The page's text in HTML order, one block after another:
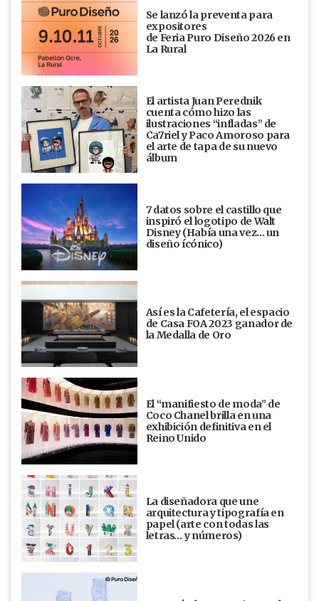
Se lanzó la preventa para
expositores
de Feria Puro Diseño 2026 en
La Rural
El artista Juan Perednik
cuenta cómo hizo las
ilustraciones “infladas” de
Ca7riel y Paco Amoroso para
el arte de tapa de su nuevo
álbum
7 datos sobre el castillo que
inspiró el logotipo de Walt
Disney (Había una vez... un
diseño ícónico)
Así es la Cafetería, el espacio
de Casa FOA 2023 ganador de
la Medalla de Oro
El “manifiesto de moda” de
Coco Chanel brilla en una
exhibición definitiva en el
Reino Unido
La diseñadora que une
arquitectura y tipografía en
papel (arte con todas las
letras… y números)